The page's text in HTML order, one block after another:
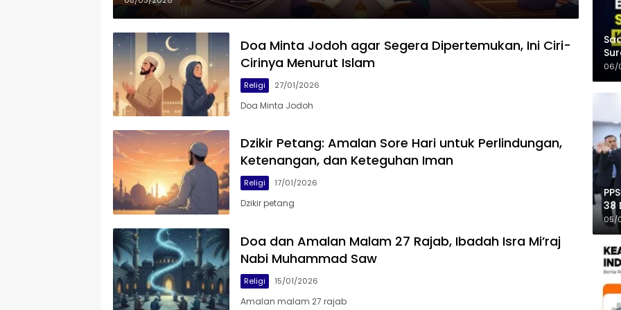
Doa Minta Jodoh agar Segera Dipertemukan, Ini Ciri-
Cirinya Menurut Islam
Religi 27/01/2026
Doa Minta Jodoh
Dzikir Petang: Amalan Sore Hari untuk Perlindungan,
Ketenangan, dan Keteguhan Iman
Religi 17/01/2026
Dzikir petang
Doa dan Amalan Malam 27 Rajab, Ibadah Isra Mi’raj
Nabi Muhammad Saw
Religi 15/01/2026
Amalan malam 27 rajab
06/
38
05/